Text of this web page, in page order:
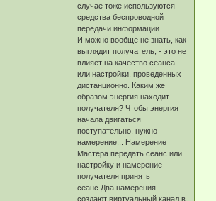
случае тоже используются
средства беспроводной
передачи информации.
И можно вообще не знать, как
выглядит получатель, - это не
влияет на качество сеанса
или настройки, проведенных
дистанционно. Каким же
образом энергия находит
получателя? Чтобы энергия
начала двигаться
поступательно, нужно
намерение... Намерение
Мастера передать сеанс или
настройку и намерение
получателя принять
сеанс.Два намерения
создают виртуальный канал в